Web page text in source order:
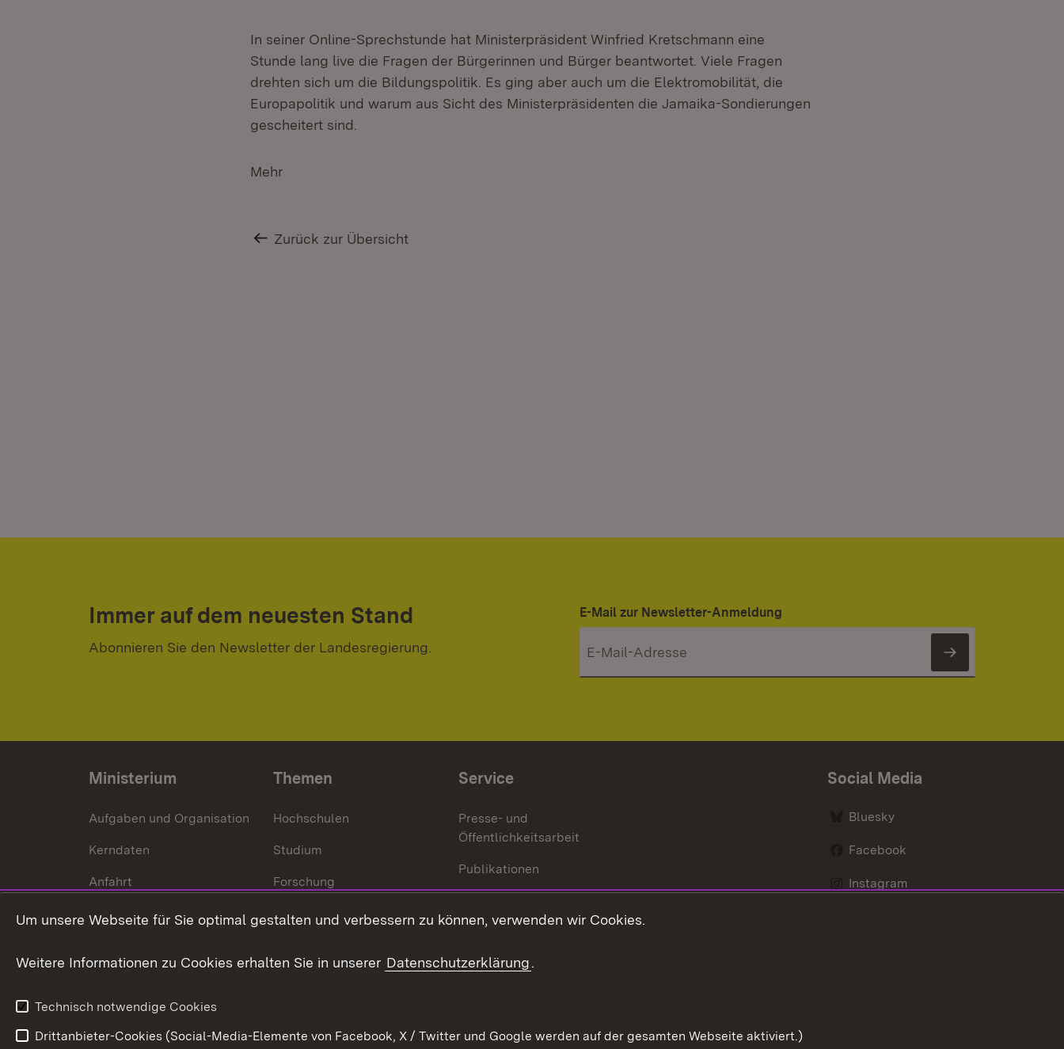
In seiner Online-Sprechstunde hat Ministerpräsident Winfried Kretschmann eine
Stunde lang live die Fragen der Bürgerinnen und Bürger beantwortet. Viele Fragen
drehten sich um die Bildungspolitik. Es ging aber auch um die Elektromobilität, die
Europapolitik und warum aus Sicht des Ministerpräsidenten die Jamaika-Sondierungen
gescheitert sind.
Mehr
Zurück zur Übersicht
Immer auf dem neuesten Stand
Abonnieren Sie den Newsletter der Landesregierung.
E-Mail zur Newsletter-Anmeldung
Newsletter
Ministerium
Aufgaben und Organisation
Kerndaten
Anfahrt
Themen
Hochschulen
Studium
Forschung
Internationales
Service
Presse- und
Öffentlichkeitsarbeit
Publikationen
Mediathek
Ausschreibungen
Social Media
Bluesky
Facebook
Instagram
Um unsere Webseite für Sie optimal gestalten und verbessern zu können, verwenden wir Cookies.
Weitere Informationen zu Cookies erhalten Sie in unserer Datenschutzerklärung.
Technisch notwendige Cookies
Drittanbieter-Cookies (Social-Media-Elemente von Facebook, X / Twitter und Google werden auf der gesamten Webseite aktiviert.)